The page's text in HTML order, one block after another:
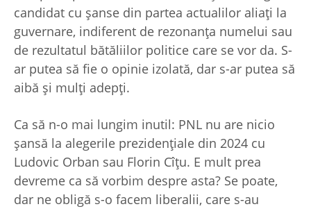
candidat cu şanse din partea actualilor aliaţi la
guvernare, indiferent de rezonanţa numelui sau
de rezultatul bătăliilor politice care se vor da. S-
ar putea să fie o opinie izolată, dar s-ar putea să
aibă şi mulţi adepţi.
Ca să n-o mai lungim inutil: PNL nu are nicio
şansă la alegerile prezidenţiale din 2024 cu
Ludovic Orban sau Florin Cîţu. E mult prea
devreme ca să vorbim despre asta? Se poate,
dar ne obligă s-o facem liberalii, care s-au